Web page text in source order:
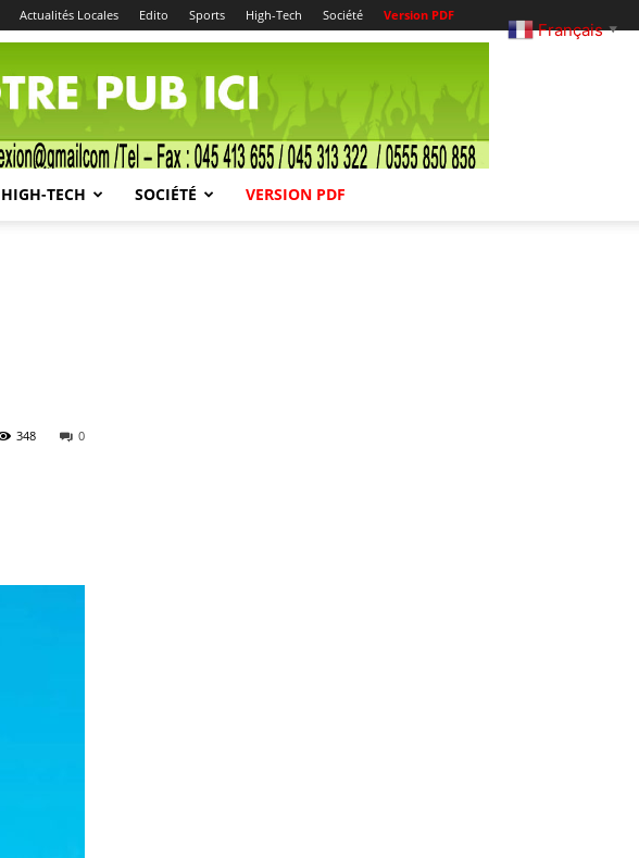
Actualités Locales Edito Sports High-Tech Société Version PDF
HIGH-TECH SOCIÉTÉ VERSION PDF
0
348
Français ▼